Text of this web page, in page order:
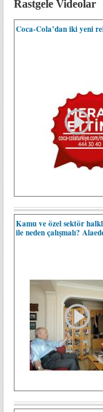
Rastgele Videolar
Coca-Cola’dan iki yeni
Kamu ve özel sektör
ile neden çalışmalı?